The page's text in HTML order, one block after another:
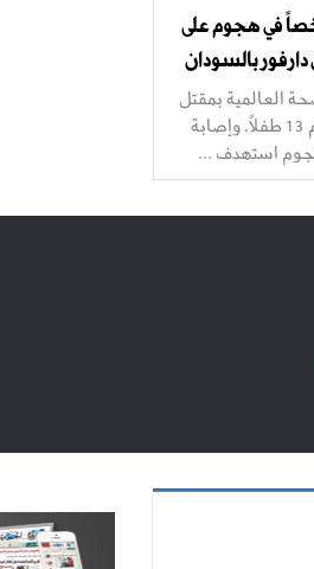
شخصاً في هجوم على
بالسودان
العالمية بمقتل
64 شخصًا، بينهم 13 طفلًا، وإصابة
استهدف ...